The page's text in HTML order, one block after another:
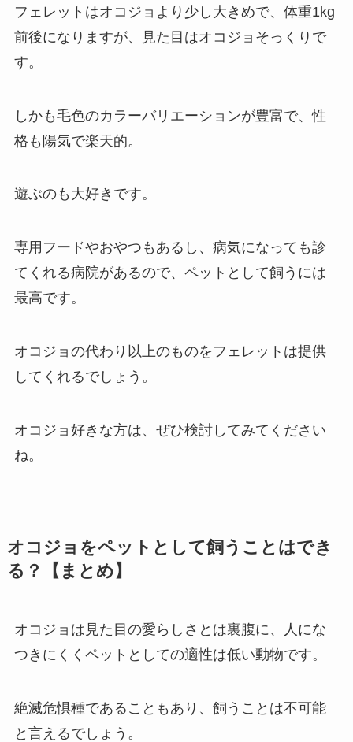
フェレットはオコジョより少し大きめで、体重1kg
前後になりますが、見た目はオコジョそっくりで
す。
しかも毛色のカラーバリエーションが豊富で、性
格も陽気で楽天的。
遊ぶのも大好きです。
専用フードやおやつもあるし、病気になっても診
てくれる病院があるので、ペットとして飼うには
最高です。
オコジョの代わり以上のものをフェレットは提供
してくれるでしょう。
オコジョ好きな方は、ぜひ検討してみてください
ね。
オコジョをペットとして飼うことはでき
る？【まとめ】
オコジョは見た目の愛らしさとは裏腹に、人にな
つきにくくペットとしての適性は低い動物です。
絶滅危惧種であることもあり、飼うことは不可能
と言えるでしょう。